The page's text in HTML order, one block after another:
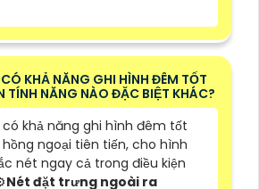
KHẢ NĂNG GHI HÌNH ĐÊM TỐT
TÍNH NĂNG NÀO ĐẶC BIỆT KHÁC?
khả năng ghi hình đêm tốt
ngoại tiên tiến, cho hình
nét ngay cả trong điều kiện
Nét đặt trưng ngoài ra